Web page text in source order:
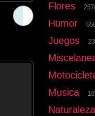
Flores
Humor
Juegos
Musica
Naturaleza